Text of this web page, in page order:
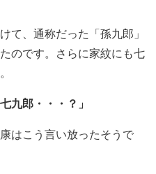
て、通称だった「孫九郎」
のです。さらに家紋にも七
九郎・・・？」
はこう言い放ったそうで